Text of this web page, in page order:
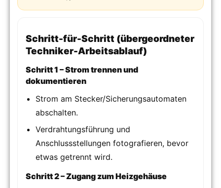
Schritt-für-Schritt (übergeordneter
Techniker-Arbeitsablauf)
Schritt 1 – Strom trennen und
dokumentieren
Strom am Stecker/Sicherungsautomaten
abschalten.
Verdrahtungsführung und
Anschlussstellungen fotografieren, bevor
etwas getrennt wird.
Schritt 2 – Zugang zum Heizgehäuse